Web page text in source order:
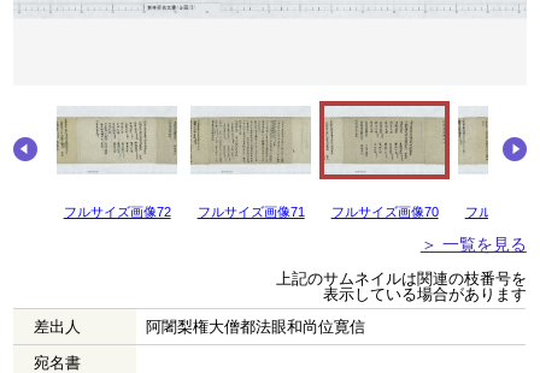
フルサイズ画像72 フルサイズ画像71 フルサイズ画像70 フルサイズ
＞ 一覧を見る
上記のサムネイルは関連の枝番号を
表示している場合があります
差出人
阿闍梨権大僧都法眼和尚位寛信
宛名書